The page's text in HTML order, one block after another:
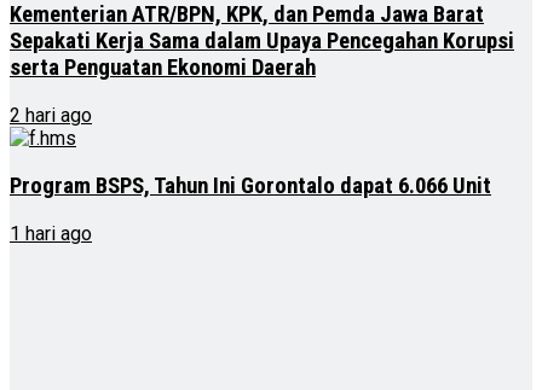
Kementerian ATR/BPN, KPK, dan Pemda Jawa Barat
Sepakati Kerja Sama dalam Upaya Pencegahan Korupsi
serta Penguatan Ekonomi Daerah
2 hari ago
Program BSPS, Tahun Ini Gorontalo dapat 6.066 Unit
1 hari ago